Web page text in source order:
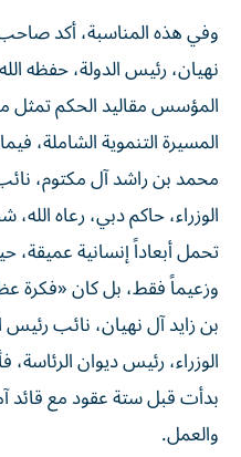
وفي هذه المناسبة، أكد
نهيان، رئيس الدولة، حفظه
المؤسس مقاليد الحكم تمثل
المسيرة التنموية الشاملة،
محمد بن راشد آل مكتوم،
الوزراء، حاكم دبي، رعاه
تحمل أبعاداً إنسانية عميقة،
وزعيماً فقط، بل كان «فكرة
بن زايد آل نهيان، نائب
الوزراء، رئيس ديوان
بدأت قبل ستة عقود مع قائد
والعمل.